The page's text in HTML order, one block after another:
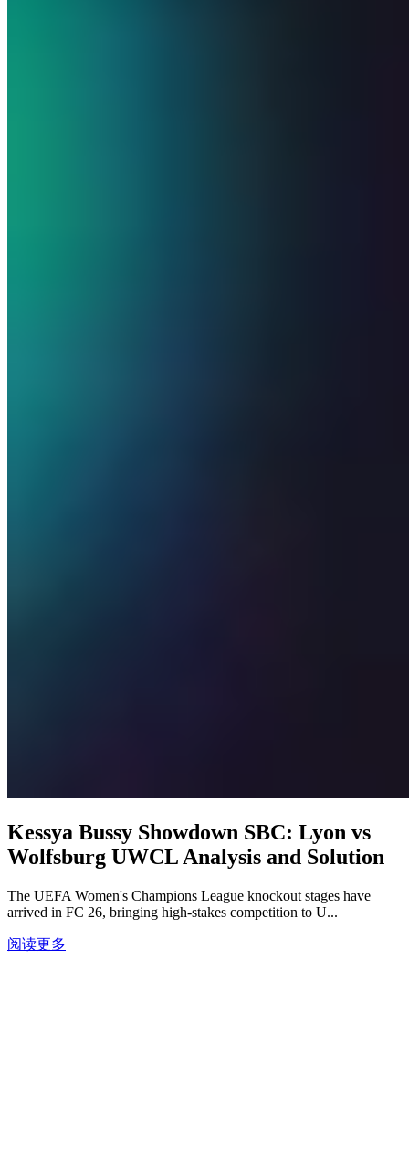
Kessya Bussy Showdown SBC: Lyon vs
Wolfsburg UWCL Analysis and Solution
The UEFA Women's Champions League knockout stages have
arrived in FC 26, bringing high-stakes competition to U...
阅读更多